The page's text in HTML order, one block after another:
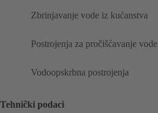
Zbrinjavanje vode iz kućanstva
Postrojenja za pročišćavanje vode
Vodoopskrbna postrojenja
Tehnički podaci